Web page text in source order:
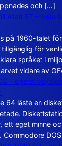
och […]
Atari ST –
på 1960-talet
tillgänglig för
språket i
vidare av
–
64 läste en
ett eget minne
Commodore